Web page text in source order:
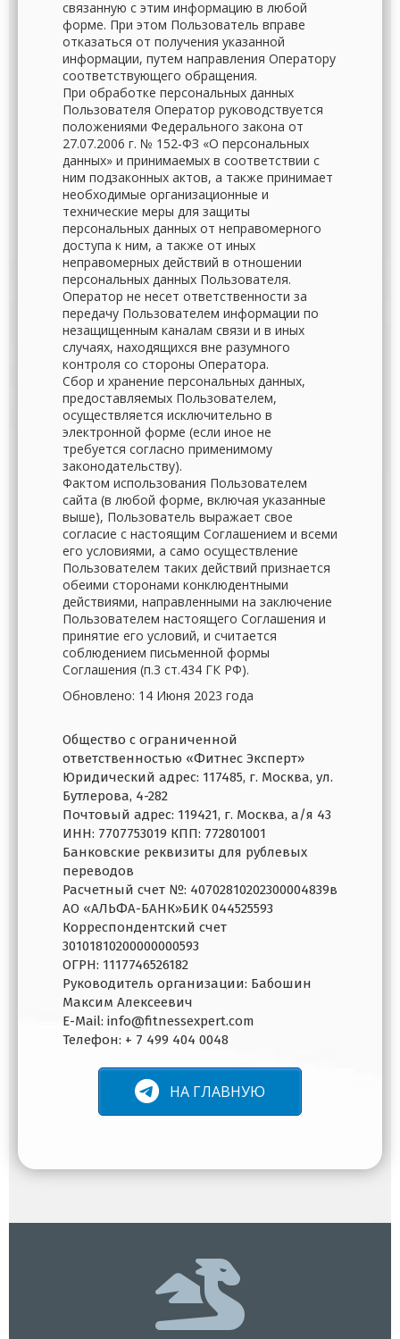
связанную с этим информацию в любой
форме. При этом Пользователь вправе
отказаться от получения указанной
информации, путем направления Оператору
соответствующего обращения.
При обработке персональных данных
Пользователя Оператор руководствуется
положениями Федерального закона от
27.07.2006 г. № 152-ФЗ «О персональных
данных» и принимаемых в соответствии с
ним подзаконных актов, а также принимает
необходимые организационные и
технические меры для защиты
персональных данных от неправомерного
доступа к ним, а также от иных
неправомерных действий в отношении
персональных данных Пользователя.
Оператор не несет ответственности за
передачу Пользователем информации по
незащищенным каналам связи и в иных
случаях, находящихся вне разумного
контроля со стороны Оператора.
Сбор и хранение персональных данных,
предоставляемых Пользователем,
осуществляется исключительно в
электронной форме (если иное не
требуется согласно применимому
законодательству).
Фактом использования Пользователем
сайта (в любой форме, включая указанные
выше), Пользователь выражает свое
согласие с настоящим Соглашением и всеми
его условиями, а само осуществление
Пользователем таких действий признается
обеими сторонами конклюдентными
действиями, направленными на заключение
Пользователем настоящего Соглашения и
принятие его условий, и считается
соблюдением письменной формы
Соглашения (п.3 ст.434 ГК РФ).
Обновлено: 14 Июня 2023 года
Общество с ограниченной
ответственностью «Фитнес Эксперт»
Юридический адрес: 117485, г. Москва, ул.
Бутлерова, 4-282
Почтовый адрес: 119421, г. Москва, а/я 43
ИНН: 7707753019 КПП: 772801001
Банковские реквизиты для рублевых
переводов
Расчетный счет №: 40702810202300004839в
АО «АЛЬФА-БАНК»БИК 044525593
Корреспондентский счет
30101810200000000593
ОГРН: 1117746526182
Руководитель организации: Бабошин
Максим Алексеевич
E-Mail: info@fitnessexpert.com
Телефон: + 7 499 404 0048
НА ГЛАВНУЮ